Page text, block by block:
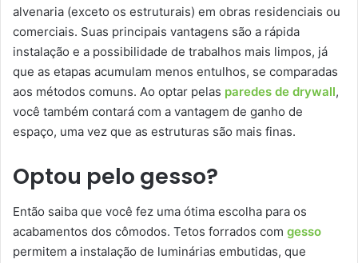
alvenaria (exceto os estruturais) em obras residenciais ou
comerciais. Suas principais vantagens são a rápida
instalação e a possibilidade de trabalhos mais limpos, já
que as etapas acumulam menos entulhos, se comparadas
aos métodos comuns. Ao optar pelas paredes de drywall,
você também contará com a vantagem de ganho de
espaço, uma vez que as estruturas são mais finas.
Optou pelo gesso?
Então saiba que você fez uma ótima escolha para os
acabamentos dos cômodos. Tetos forrados com gesso
permitem a instalação de luminárias embutidas, que